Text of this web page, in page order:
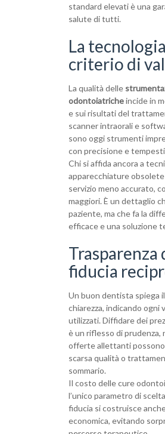
standard elevati è una
salute di tutti.
La
criterio di
La qualità delle
odontoiatricheincide in
e sui risultati del
scanner intraorali e
sono oggi strumenti
con precisione e
Chi si affida ancora a
apparecchiature
servizio meno accurato,
maggiori. È un dettaglio
paziente, ma che fa la
efficace e una soluzione
Trasparenza
fiducia
Un buon dentista spiega il
chiarezza, indicando ogni
utilizzati. Diffidare dei
è un riflesso di prudenza,
offerte allettanti
scarsa qualità o
sommario.
Il costo delle cure
l’unico parametro di
fiducia si costruisce
economica, evitando